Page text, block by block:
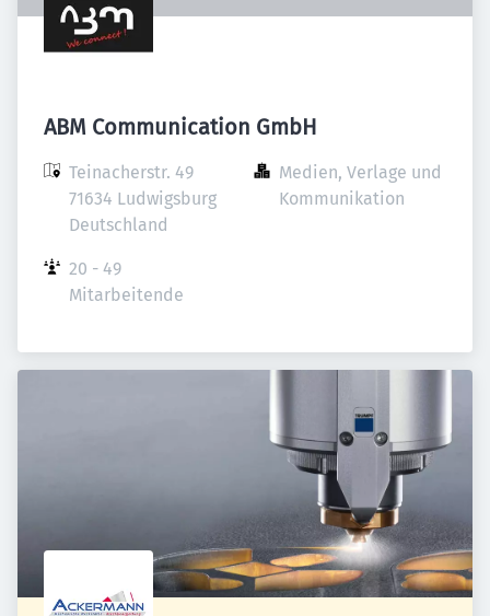
ABM Communication GmbH
Teinacherstr. 49
71634 Ludwigsburg
Deutschland
Medien, Verlage und
Kommunikation
20 - 49
Mitarbeitende